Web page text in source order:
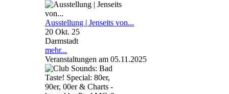
Ausstellung | Jenseits von...
20 Okt. 25
Darmstadt
mehr...
Veranstaltungen am 05.11.2025